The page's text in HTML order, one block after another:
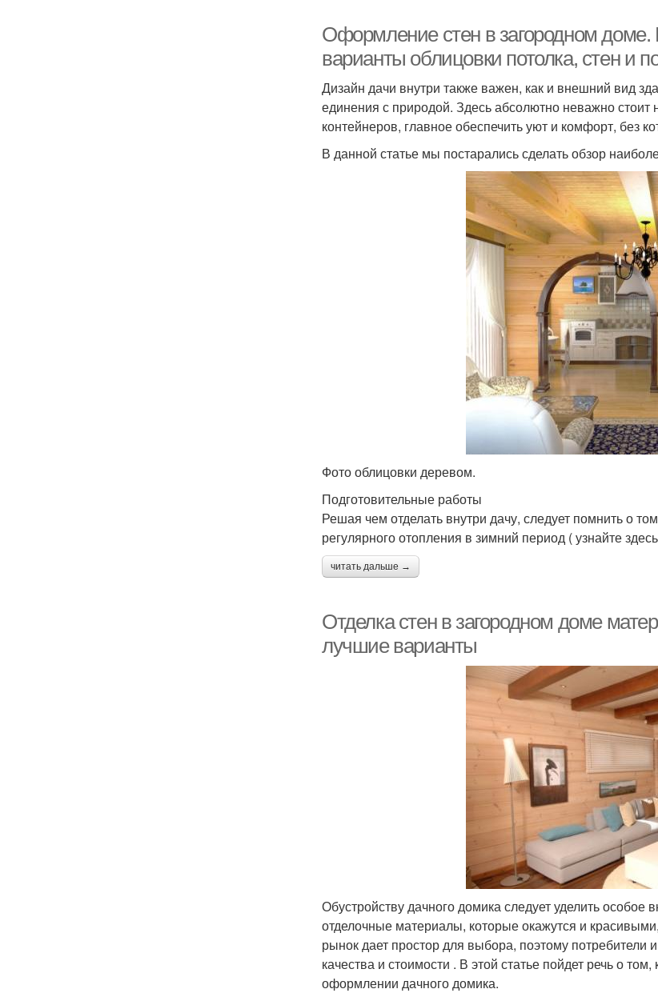
Оформление стен в загородном доме.
варианты облицовки потолка, стен и
Дизайн дачи внутри также важен, как и внешний вид
единения с природой. Здесь абсолютно неважно
контейнеров, главное обеспечить уют и комфорт, без
В данной статье мы постарались сделать обзор
Фото облицовки деревом.
Подготовительные работы
Решая чем отделать внутри дачу, следует помнить о
регулярного отопления в зимний период ( узнайте
читать дальше →
Отделка стен в загородном доме
лучшие варианты
Обустройству дачного домика следует уделить
отделочные материалы, которые окажутся и
рынок дает простор для выбора, поэтому потребители
качества и стоимости . В этой статье пойдет речь о
оформлении дачного домика.